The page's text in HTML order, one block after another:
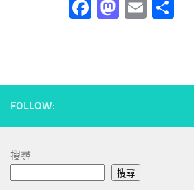
Facebook
Email
FOLLOW:
搜尋
搜尋